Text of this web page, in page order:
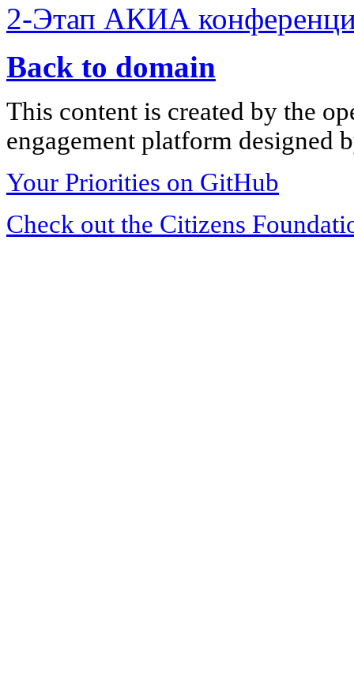
2-Этап АКИА
Back to domain
This content is created by the
engagement platform designed
Your Priorities on GitHub
Check out the Citizens